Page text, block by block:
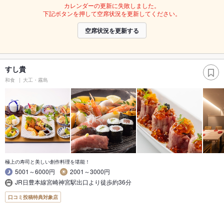
カレンダーの更新に失敗しました。
下記ボタンを押して空席状況を更新してください。
空席状況を更新する
すし貴
和食 大工・霧島
極上の寿司と美しい創作料理を堪能！
5001～6000円
2001～3000円
JR日豊本線宮崎神宮駅出口より徒歩約36分
口コミ投稿特典対象店